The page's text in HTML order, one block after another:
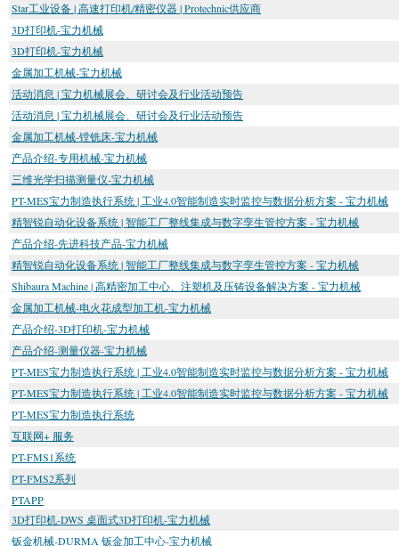
Star工业设备 | 高速打印机/精密仪器 | Protechnic供应商
3D打印机-宝力机械
3D打印机-宝力机械
金属加工机械-宝力机械
活动消息 | 宝力机械展会、研讨会及行业活动预告
活动消息 | 宝力机械展会、研讨会及行业活动预告
金属加工机械-镗铣床-宝力机械
产品介绍-专用机械-宝力机械
三维光学扫描测量仪-宝力机械
PT-MES宝力制造执行系统 | 工业4.0智能制造实时监控与数据分析方案 - 宝力机械
精智锐自动化设备系统 | 智能工厂整线集成与数字孪生管控方案 - 宝力机械
产品介绍-先进科技产品-宝力机械
精智锐自动化设备系统 | 智能工厂整线集成与数字孪生管控方案 - 宝力机械
Shibaura Machine | 高精密加工中心、注塑机及压铸设备解决方案 - 宝力机械
金属加工机械-电火花成型加工机-宝力机械
产品介绍-3D打印机-宝力机械
产品介绍-测量仪器-宝力机械
PT-MES宝力制造执行系统 | 工业4.0智能制造实时监控与数据分析方案 - 宝力机械
PT-MES宝力制造执行系统 | 工业4.0智能制造实时监控与数据分析方案 - 宝力机械
PT-MES宝力制造执行系统
互联网+ 服务
PT-FMS1系统
PT-FMS2系列
PTAPP
3D打印机-DWS 桌面式3D打印机-宝力机械
钣金机械-DURMA 钣金加工中心-宝力机械